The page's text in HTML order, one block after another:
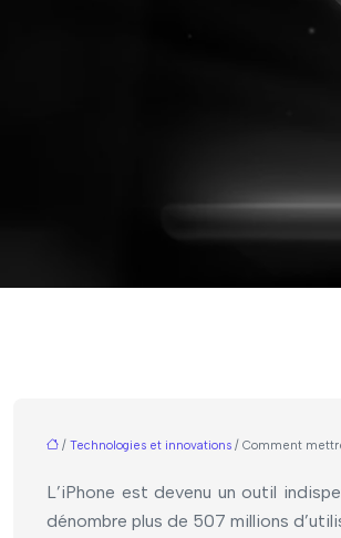
/ Technologies et innovations / Comment
L’iPhone est devenu un outil
dénombre plus de 507 millions